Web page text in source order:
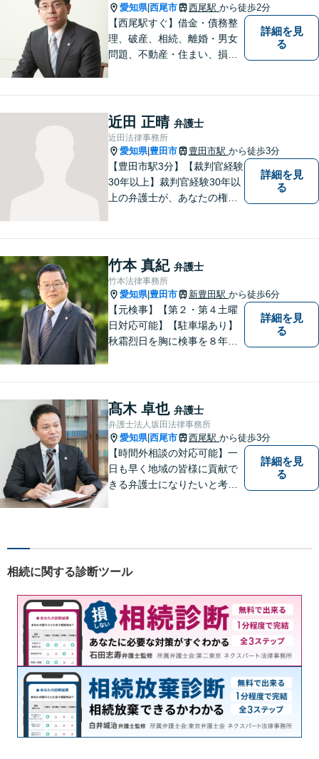
愛知県|西尾市 西尾駅 から徒歩2分
【西尾駅すぐ】借金・債務整
理、破産、相続、離婚・男女
問題、不動産・住まい、損害
詳細を見
る
近田 正晴 弁護士
近田法律事務所
愛知県| 豊田市 豊田市駅 から徒歩3分
【豊田市駅3分】【裁判官経験
30年以上】裁判官経験30年以
上の弁護士が、あなたの権利
問題、税務訴訟、行政事件で
悩んでいる方はお気軽にご相
談ください。
詳細を見
る
竹本 真紀 弁護士
竹本法律事務所
愛知県| 豊田市 新豊田駅 から徒歩6分
【元検事】【第２・第４土曜
日対応可能】【駐車場あり】
秋霜烈日を胸に検事を８年，
添い，「この地域」の方々の
悩みに対して一緒に解決を目
指したいと思います。お待ち
しております。
詳細を見
る
髙木 卓也 弁護士
弁護士法人坂田法律事務所
愛知県|西尾市 西尾駅 から徒歩3分
【時間外相談の対応可能】一
日も早く地域の皆様に貢献で
きる弁護士になりたいと考え
ださい
詳細を見
る
相続に関する診断ツール